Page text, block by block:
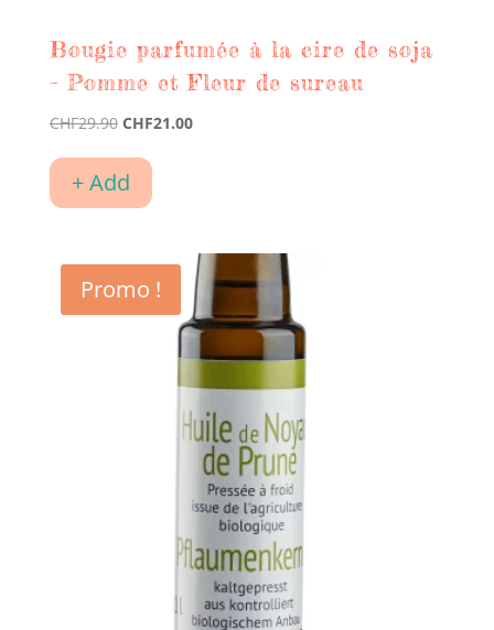
Bougie parfumée à la cire de soja
– Pomme et Fleur de sureau
CHF29.90 Le
initial
était :
CHF21.00Le
+ Add
Promo !